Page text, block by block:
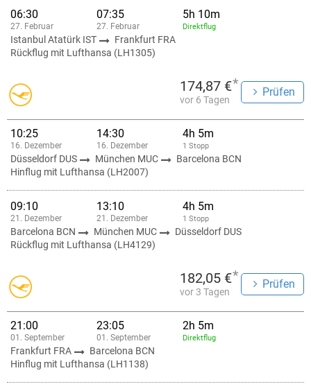
06:30
27. Februar
07:35
27. Februar
5h 10m
Direktflug
Istanbul Atatürk IST
Frankfurt FRA
Rückflug mit Lufthansa (LH1305)
174,87 €*
vor 6 Tagen
Prüfen
10:25
16. Dezember
14:30
16. Dezember
4h 5m
1 Stopp
Düsseldorf DUS München MUC
Barcelona BCN
Hinflug mit Lufthansa (LH2007)
09:10
21. Dezember
13:10
21. Dezember
4h 5m
1 Stopp
Barcelona BCN München MUC
Düsseldorf DUS
Rückflug mit Lufthansa (LH4129)
182,05 €*
vor 3 Tagen
Prüfen
21:00
01. September
23:05
01. September
2h 5m
Direktflug
Frankfurt FRA
Barcelona BCN
Hinflug mit Lufthansa (LH1138)